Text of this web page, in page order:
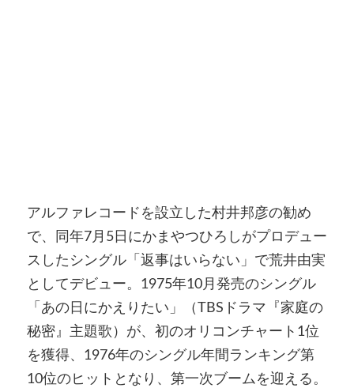
アルファレコードを設立した村井邦彦の勧め
で、同年7月5日にかまやつひろしがプロデュー
スしたシングル「返事はいらない」で荒井由実
としてデビュー。1975年10月発売のシングル
「あの日にかえりたい」（TBSドラマ『家庭の
秘密』主題歌）が、初のオリコンチャート1位
を獲得、1976年のシングル年間ランキング第
10位のヒットとなり、第一次ブームを迎える。